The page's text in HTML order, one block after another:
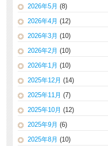
2026年5月 (8)
2026年4月 (12)
2026年3月 (10)
2026年2月 (10)
2026年1月 (10)
2025年12月 (14)
2025年11月 (7)
2025年10月 (12)
2025年9月 (6)
2025年8月 (10)